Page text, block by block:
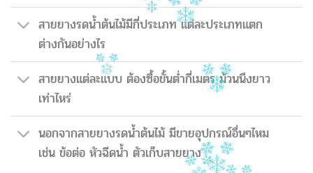
สายยางรดน้ำต้นไม้มีกี่ประเภท แต่ละประเภทแตก
ต่างกันอย่างไร
สายยางแต่ละแบบ ต้องซื้อขั้นต่ำกี่เมตร ม้วนนึงยาว
เท่าไหร่
นอกจากสายยางรดน้ำต้นไม้ มีขายอุปกรณ์อื่นๆไหม
เช่น ข้อต่อ หัวฉีดน้ำ ตัวเก็บสายยาง